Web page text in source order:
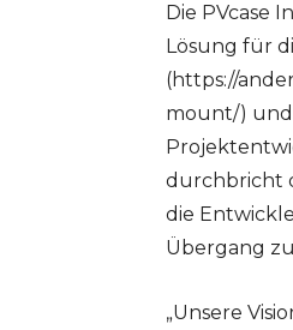
Die PVcase
Lösung für
(https://
mount/) und
durchbricht
die
Übergang
„Unsere